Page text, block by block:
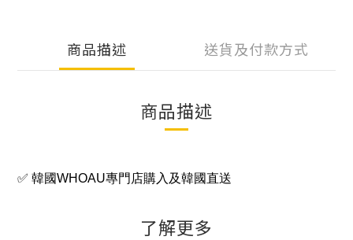
商品描述 送貨及付款方式
商品描述
✅ 韓國WHOAU專門店購入及韓國直送
了解更多